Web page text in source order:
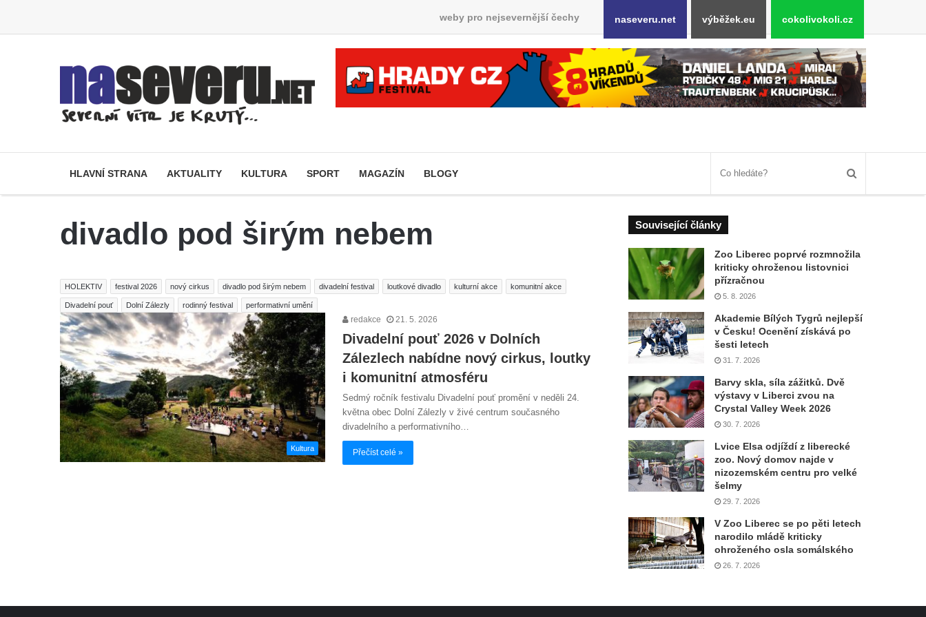
weby pro nejsevernější čechy naseveru.net výběžek.eu cokolivokoli.cz
HLAVNÍ STRANA AKTUALITY KULTURA SPORT MAGAZÍN BLOGY
divadlo pod širým nebem
HOLEKTIV festival 2026 nový cirkus divadlo pod širým nebem divadelní festival loutkové divadlo kulturní akce komunitní akce
Divadelní pouť Dolní Zálezly rodinný festival performativní umění
Kultura
redakce 21. 5. 2026
Divadelní pouť 2026 v Dolních
Zálezlech nabídne nový cirkus, loutky
i komunitní atmosféru
Sedmý ročník festivalu Divadelní pouť promění v neděli 24.
května obec Dolní Zálezly v živé centrum současného
divadelního a performativního…
Přečíst celé »
Související články
Zoo Liberec poprvé rozmnožila
kriticky ohroženou listovnici
přízračnou
5. 8. 2026
Akademie Bílých Tygrů nejlepší
v Česku! Ocenění získává po
šesti letech
31. 7. 2026
Barvy skla, síla zážitků. Dvě
výstavy v Liberci zvou na
Crystal Valley Week 2026
30. 7. 2026
Lvice Elsa odjíždí z liberecké
zoo. Nový domov najde v
nizozemském centru pro velké
šelmy
29. 7. 2026
V Zoo Liberec se po pěti letech
narodilo mládě kriticky
ohroženého osla somálského
26. 7. 2026